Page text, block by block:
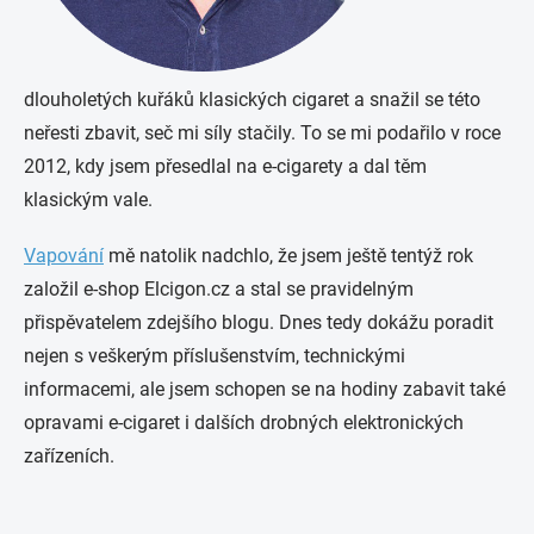
dlouholetých kuřáků klasických cigaret a snažil se této
neřesti zbavit, seč mi síly stačily. To se mi podařilo v roce
2012, kdy jsem přesedlal na e-cigarety a dal těm
klasickým vale.
Vapování mě natolik nadchlo, že jsem ještě tentýž rok
založil e-shop Elcigon.cz a stal se pravidelným
přispěvatelem zdejšího blogu. Dnes tedy dokážu poradit
nejen s veškerým příslušenstvím, technickými
informacemi, ale jsem schopen se na hodiny zabavit také
opravami e-cigaret i dalších drobných elektronických
zařízeních.